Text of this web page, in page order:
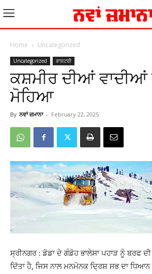
Home Uncategorized
Uncategorized ਰਾਸ਼ਟਰੀ
ਕਸ਼ਮੀਰ ਦੀਆਂ ਵਾਦੀਆਂ
ਮੋਹਿਆ
By ਨਵਾਂ ਜ਼ਮਾਨਾ - February 22, 2025
ਸ੍ਰੀਨਗਰ : ਡੋਡਾ ਦੇ ਗੰਡੋਹ ਭਾਲੇਸਾ ਪਹਾੜ ਨੂੰ ਬਰਫ
ਦਿੱਤਾ ਹੈ, ਜਿਸ ਨਾਲ ਮਨਮੋਨਕ ਦਿ੍ਰਸ਼ ਸਭ ਦਾ